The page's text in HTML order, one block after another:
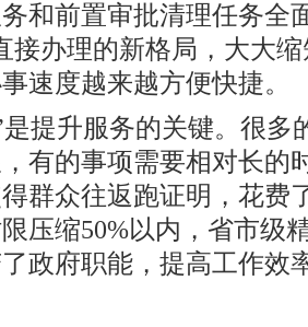
和前置审批清理任务全
接办理的新格局，大大
速度越来越方便快捷。
是提升服务的关键。很多
有的事项需要相对长的
群众往返跑证明，花费
压缩50%以内，省市级
政府职能，提高工作效